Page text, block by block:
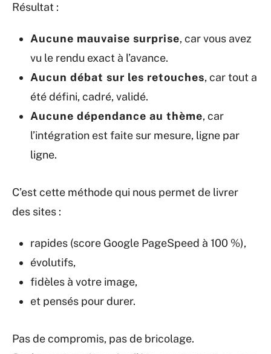
Résultat :
Aucune mauvaise surprise, car vous avez
vu le rendu exact à l’avance.
Aucun débat sur les retouches, car tout a
été défini, cadré, validé.
Aucune dépendance au thème, car
l’intégration est faite sur mesure, ligne par
ligne.
C’est cette méthode qui nous permet de livrer
des sites :
rapides (score Google PageSpeed à 100 %),
évolutifs,
fidèles à votre image,
et pensés pour durer.
Pas de compromis, pas de bricolage.